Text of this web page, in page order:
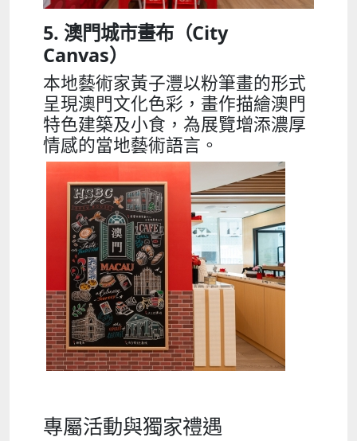
5. 澳門城市畫布（City
Canvas）
本地藝術家黃子灃以粉筆畫的形式
呈現澳門文化色彩，畫作描繪澳門
特色建築及小食，為展覽增添濃厚
情感的當地藝術語言。
專屬活動與獨家禮遇